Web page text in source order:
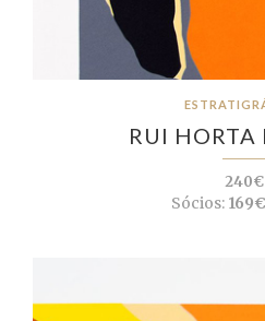
RUI HORTA
240€
Sócios: